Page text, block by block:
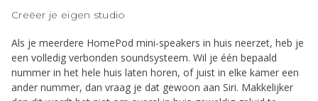
Creëer je eigen studio
Als je meerdere HomePod mini-speakers in huis neerzet, heb je
een volledig verbonden soundsysteem. Wil je één bepaald
nummer in het hele huis laten horen, of juist in elke kamer een
ander nummer, dan vraag je dat gewoon aan Siri. Makkelijker